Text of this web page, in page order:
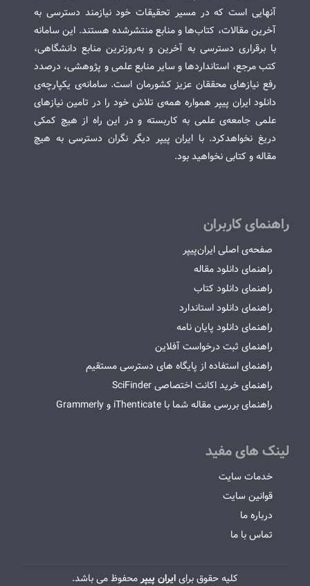
آنهایی است که در مسیر تحقیقات خود نیازمند دسترسی به
آخرین مقالات، کتاب‌ها و منابع منتشرشده هستند. این سامانه
با برقراری دسترسی به آخرین و به‌روزترین منابع دانشگاهی،
کتب مرجع، استانداردها و سایر منابع علمی و پژوهشی، درصدد
رفع نیازهای محققان عزیز کشورمان است. سامانه‌ی یکپارچه‌ی
دانلود ایران پیپر همواره همه‌ی تلاش خود را در تامین نیازهای
علمی جامعه‌ی علمی به کاربسته و در این راه از هیچ کمکی
دریغ نخواهدکرد. با ایران پیپر دیگر نگران دسترسی به هیچ
مقاله و کتابی نخواهید بود.
راهنمای کاربران
صفحه‌ی اصلی ایران‌پیپر
راهنمای دانلود مقاله
راهنمای دانلود کتاب
راهنمای دانلود استاندارد
راهنمای دانلود پایان نامه
راهنمای ثبت درخواست آفلاین
راهنمای استفاده از پایگاه های دسترسی مستقیم
راهنمای خرید اکانت اختصاصی SciFinder
راهنمای بررسی مقاله شما با iThenticate و Grammerly
لینک های مفید
خدمات سایت
قوانین سایت
درباره ما
تماس با ما
کلیه حقوق برایایران پیپرمحفوظ می باشد.